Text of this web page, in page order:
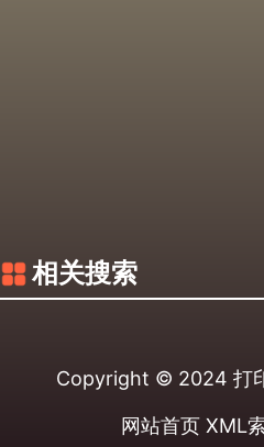
相关搜索
Copyright © 2024 打
网站首页 XML索